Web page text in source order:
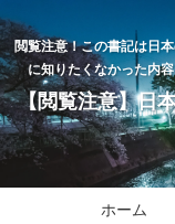
閲覧注意！この書記は日
に知りたくなかった内
【閲覧注意】日
ホーム